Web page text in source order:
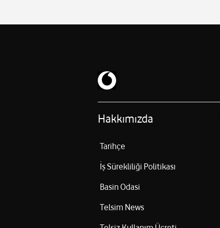
Hakkımızda
Tarihçe
İş Sürekliliği Politikası
Basin Odasi
Telsim News